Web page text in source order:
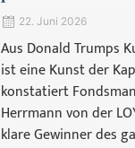
22. Juni 2026
Aus Donald Trumps
ist eine Kunst der
konstatiert
Herrmann von der
klare Gewinner des